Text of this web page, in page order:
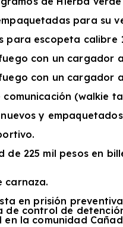
para su
para escopeta calibre
con un cargador
con un cargador
(walkie
y
de 225 mil pesos en
carnaza.
en prisión
de control de
en la comunidad